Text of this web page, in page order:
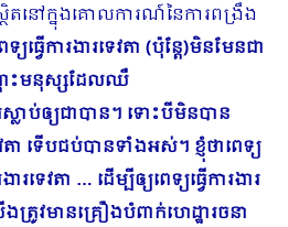
តនៅក្នុងគោលការណ៍នៃការពង្រឹង
ទ្យធ្វើការ​ងារទេវតា (ប៉ុន្ដែ)មិនមែនជា
រោះមនុស្សដែលឈឺ
ាប់ឲ្យជាបាន។ ទោះបីមិនបាន
ា ទើបជប់បានទាំងអស់។ ខ្ញុំថាពេទ្យ
ារ​ទេវតា … ដើម្បីឲ្យពេទ្យធ្វើការងារ
ត្រូវមានគ្រឿងបំពាក់ហេដ្ឋារចនា